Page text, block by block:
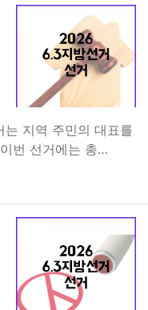
는 지역 주민의 대표를
번 선거에는 총…